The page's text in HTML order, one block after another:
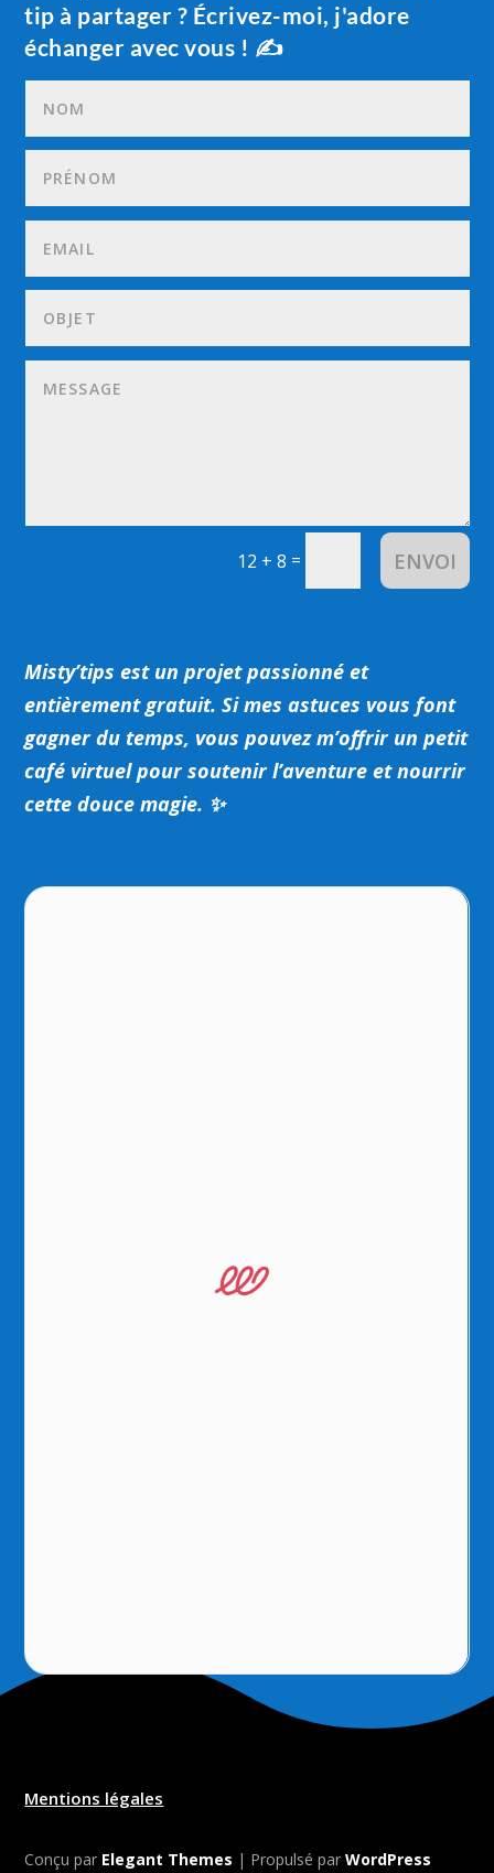
tip à partager ? Écrivez-moi, j'adore
échanger avec vous ! ✍️
12 + 8 = ENVOI
Misty’tips est un projet passionné et
entièrement gratuit. Si mes astuces vous font
gagner du temps, vous pouvez m’offrir un petit
café virtuel pour soutenir l’aventure et nourrir
cette douce magie. ✨
Mentions légales
Conçu par Elegant Themes | Propulsé parWordPress